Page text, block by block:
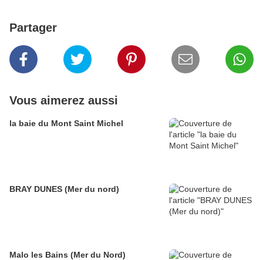
Partager
Vous aimerez aussi
la baie du Mont Saint Michel
BRAY DUNES (Mer du nord)
Malo les Bains (Mer du Nord)